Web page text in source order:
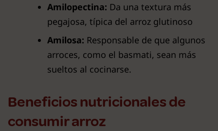
Amilopectina: Da una textura más
pegajosa, típica del arroz glutinoso
Amilosa: Responsable de que algunos
arroces, como el basmati, sean más
sueltos al cocinarse.
Beneficios nutricionales de
consumir arroz